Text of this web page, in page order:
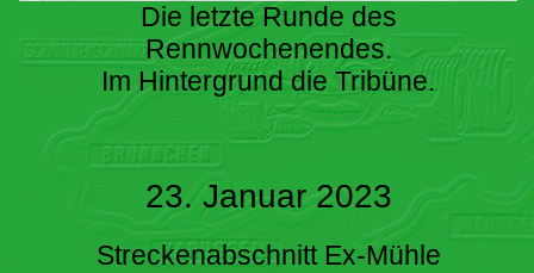
Die letzte Runde des
Rennwochenendes.
Im Hintergrund die Tribüne.
23. Januar 2023
Streckenabschnitt Ex-Mühle